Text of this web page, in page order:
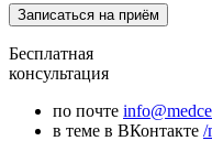
Бесплатная
консультация
по почте
в теме в ВКонтакте /